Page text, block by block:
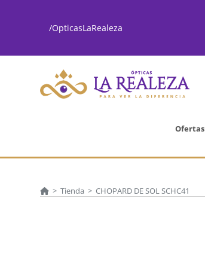
/OpticasLaRealeza
Ofertas
> Tienda > CHOPARD DE SOL SCHC41